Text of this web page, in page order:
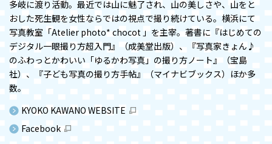
多岐に渡り活動。最近では山に魅了され、山の美しさや、山をと
おした死生観を女性ならではの視点で撮り続けている。横浜にて
写真教室「Atelier photo* chocot 」を主宰。著書に『はじめての
デジタル一眼撮り方超入門』（成美堂出版）、『写真家きょん♪
のふわっとかわいい「ゆるかわ写真」の撮り方ノート』（宝島
社）、『子ども写真の撮り方手帖』（マイナビブックス）ほか多
数。
KYOKO KAWANO WEBSITE
Facebook